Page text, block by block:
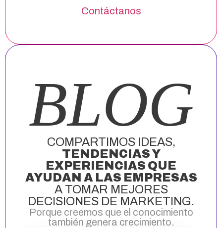
Contáctanos
BLOG
COMPARTIMOS IDEAS,
TENDENCIAS Y
EXPERIENCIAS QUE
AYUDAN A LAS EMPRESAS
A TOMAR MEJORES
DECISIONES DE MARKETING.
Porque creemos que el conocimiento
también genera crecimiento.